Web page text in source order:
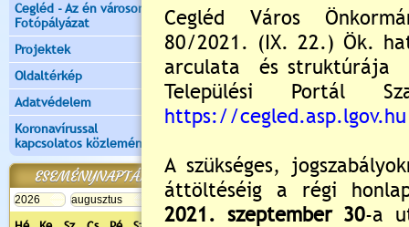
Cegléd - Az én városom -
Fotópályázat
Projektek
Oldaltérkép
Adatvédelem
Koronavírussal
kapcsolatos közlemények
ESEMÉNYNAPTÁR